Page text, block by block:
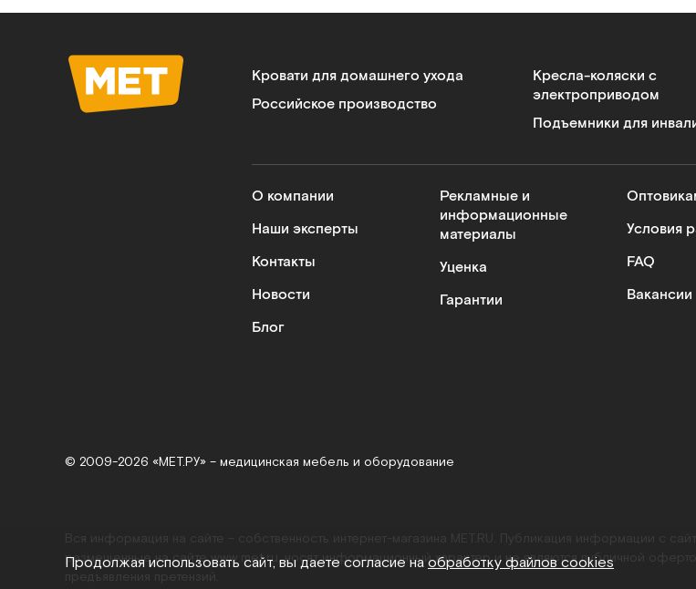
Кровати для домашнего ухода
Российское производство
Кресла-коляски с
электроприводом
Подъемники для
О компании
Наши эксперты
Контакты
Новости
Блог
Рекламные и
информационные
материалы
Уценка
Гарантии
Условия
FAQ
Вакансии
© 2009-2026 «МЕТ.РУ» – медицинская мебель и оборудование
Вся информация на сайте – собственность интернет-магазина MET.RU. Публикация информации с
размещенные на сайтеwww.met.ru , носят информационный характер и не являются публичной
Продолжая использовать сайт, вы даете согласие на обработку файлов cookies